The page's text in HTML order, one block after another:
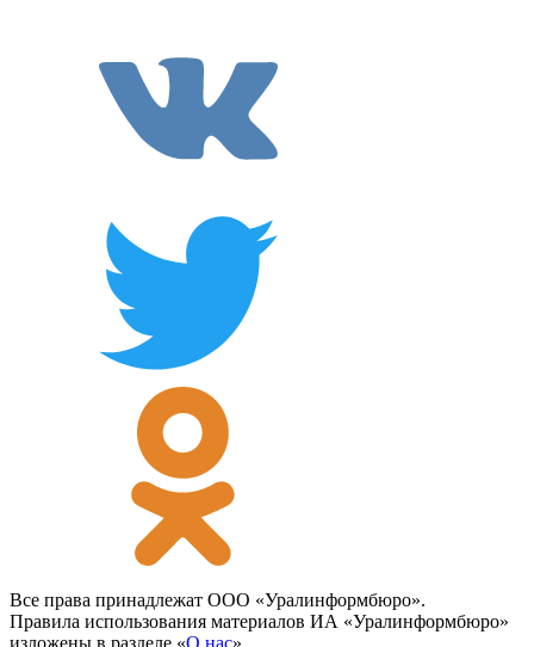
Все права принадлежат ООО «Уралинформбюро».
Правила использования материалов ИА «Уралинформбюро»
изложены в разделе «О нас».